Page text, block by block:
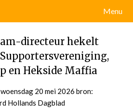
Menu
directeur hekelt
en Hekside Maffia
woensdag 20 mei 2026 door
bron:
Hollands Dagblad